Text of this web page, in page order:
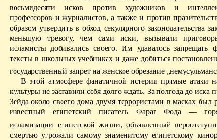
восьмидесяти исков против художников и
профессоров и журналистов, а также и против
образом утвердить в обход секулярногозаконодательства
меньшую тревогу, чем сами иски, вызывали
исламисты добивались своего. Им удавалось запрещать
тексты в школьных учебниках и даже добиться
государственный запрет на женское обрезание
В этой атмосфере фанатичной истерии прямые атаки
культуры не заставили себя долго ждать. За полгода до иска
Зейда около своего дома двумя террористами в масках был
известный египетский писатель Фараг Фода —
исламизации египетской жизни, объявленный
смертью угрожали самому знаменитому египетскому